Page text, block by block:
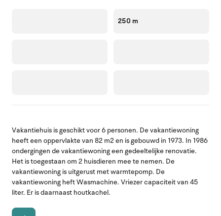
250 m
Vakantiehuis is geschikt voor 6 personen. De vakantiewoning
heeft een oppervlakte van 82 m2 en is gebouwd in 1973. In 1986
ondergingen de vakantiewoning een gedeeltelijke renovatie.
Het is toegestaan om 2 huisdieren mee te nemen. De
vakantiewoning is uitgerust met warmtepomp. De
vakantiewoning heft Wasmachine. Vriezer capaciteit van 45
liter. Er is daarnaast houtkachel.